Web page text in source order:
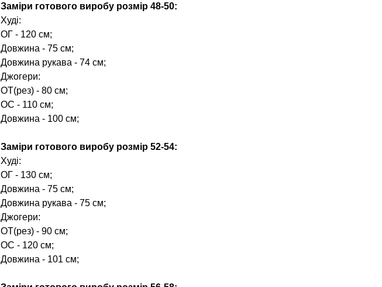
Заміри готового виробу розмір 48-50:
Худі:
ОГ - 120 см;
Довжина - 75 см;
Довжина рукава - 74 см;
Джогери:
ОТ(рез) - 80 см;
ОС - 110 см;
Довжина - 100 см;
Заміри готового виробу розмір 52-54:
Худі:
ОГ - 130 см;
Довжина - 75 см;
Довжина рукава - 75 см;
Джогери:
ОТ(рез) - 90 см;
ОС - 120 см;
Довжина - 101 см;